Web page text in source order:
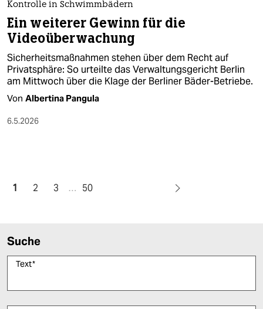
Kontrolle in Schwimmbädern
Ein weiterer Gewinn für die
Videoüberwachung
Sicherheitsmaßnahmen stehen über dem Recht auf
Privatsphäre: So urteilte das Verwaltungsgericht Berlin
am Mittwoch über die Klage der Berliner Bäder-Betriebe.
Von Albertina Pangula
6.5.2026
1 2 3 … 50
Suche
Text*